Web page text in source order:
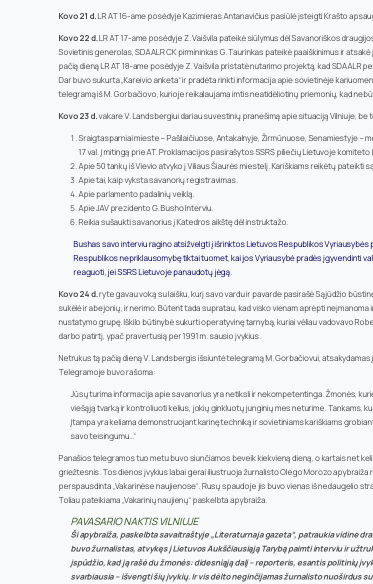
Kovo 21 d.LR AT 16-ame posėdyje Kazimieras Antanavičius pasiūlė įsteigti Krašto
Kovo 22 d.LR AT 17-ame posėdyje Z. Vaišvila pateikė siūlymus dėl Savanoriškos
Sovietinis generolas, SDAALR CK pirmininkas G. Taurinkas pateikė paaiškinimus ir
pačią dieną LR AT 18-ame posėdyje Z. Vaišvila pristatė nutarimo projektą, kad SDAALR
Dar buvo sukurta „Kareivio anketa“ ir pradėta rinkti informacija apie sovietinėje
telegramą iš M. Gorbačiovo, kurioje reikalaujama imtis neatidėliotinų priemonių, kad
Kovo 23 d.vakare V. Landsbergiui dariau suvestinių pranešimą apie situaciją Vilniuje,
Sraigtasparniai mieste – Pašilaičiuose, Antakalnyje, Žirmūnuose, Senamiestyje –
17 val. Į mitingą prie AT. Proklamacijos pasirašytos SSRS piliečių Lietuvoje komiteto
Apie 50 tankų iš Vievio atvyko į Viliaus Šiaurės miestelį. Kariškiams reikėtų pateikti
Apie tai, kaip vyksta savanorių registravimas.
Apie parlamento padalinių veiklą.
Apie JAV prezidento G. Busho Interviu.
Reikia sušaukti savanorius į Katedros aikštę dėl instruktažo.
Bushas savo interviu ragino atsižvelgti į išrinktos Lietuvos Respublikos Vyriausybės
Respublikos nepriklausomybę tiktai tuomet, kai jos Vyriausybė pradės įgyvendinti
reaguoti, jei SSRS Lietuvoje panaudotų jėgą.
Kovo 24 d.ryte gavau voką su laišku, kurį savo vardu ir pavarde pasirašė Sąjūdžio
sukėlė ir abejonių, ir nerimo. Būtent tada supratau, kad visko vienam aprėpti
nustatymo grupę. Iškilo būtinybė sukurti operatyvinę tarnybą, kuriai vėliau vadovavo
darbo patirtį, ypač pravertusią per 1991 m. sausio įvykius.
Netrukus tą pačią dieną V. Landsbergis išsiuntė telegramą M. Gorbačiovui,
Telegramoje buvo rašoma:
Jūsų turima informacija apie savanorius yra netiksli ir nekompetentinga. Žmonės,
viešąją tvarką ir kontroliuoti kelius, jokių ginkluotų junginių mes neturime. Tankams,
Įtampa yra keliama demonstruojant karinę techniką ir sovietiniams kariškiams
savo teisingumu…“
Panašios telegramos tuo metu buvo siunčiamos beveik kiekvieną dieną, o kartais net
griežtesnis. Tos dienos įvykius labai gerai iliustruoja žurnalisto Olego Morozo apybraiža
perspausdinta „Vakarinėse naujienose“. Rusų spaudoje jis buvo vienas iš nedaugelio
Toliau pateikiama „Vakarinių naujienų“ paskelbta apybraiža.
PAVASARIO NAKTIS VILNIUJE
Ši apybraiža, paskelbta savaitraštyje „Literaturnaja gazeta“, patraukia vidine
buvo žurnalistas, atvykęs į Lietuvos Aukščiausiąją Tarybą paimti interviu ir
įspūdžio, kad ją rašė du žmonės: didesniąją dalį – reporteris, esantis politinių
svarbiausia – išvengti šių įvykių. Ir vis dėlto neginčijamas žurnalisto nuoširdus